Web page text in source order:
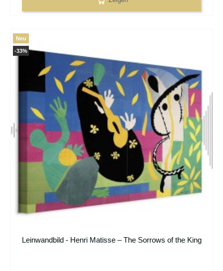
Leinwandbild - Henri Matisse – The Sorrows of the King
-33%
Neu